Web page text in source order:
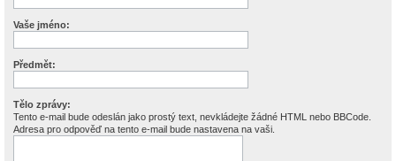
Vaše jméno:
Předmět:
Tělo zprávy:
Tento e-mail bude odeslán jako prostý text, nevkládejte žádné HTML nebo BBCode.
Adresa pro odpověď na tento e-mail bude nastavena na vaši.